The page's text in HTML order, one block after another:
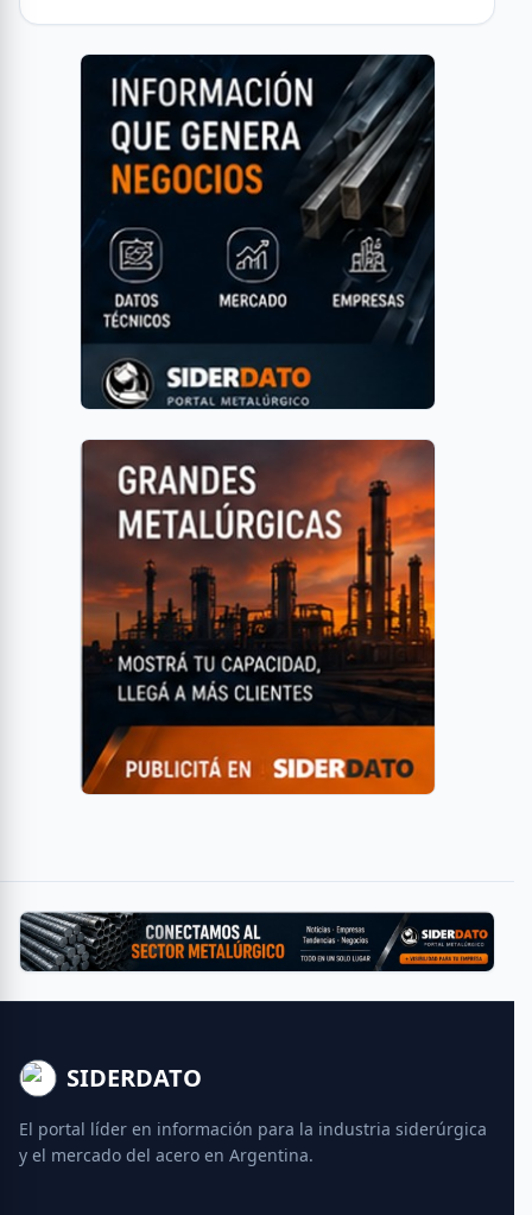
SIDERDATO
El portal líder en información para la industria siderúrgica
y el mercado del acero en Argentina.